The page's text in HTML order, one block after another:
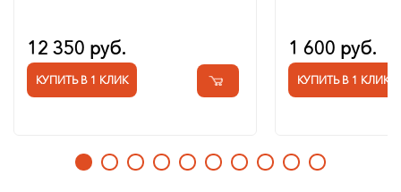
12 350 руб.
КУПИТЬ В 1 КЛИК
1 600 руб.
КУПИТЬ В 1 КЛИК